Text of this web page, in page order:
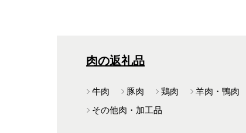
肉の返礼品
牛肉 豚肉 鶏肉 羊肉・鴨肉
その他肉・加工品